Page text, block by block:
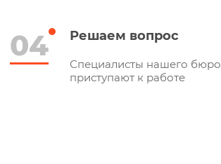
04 Решаем вопрос
Специалисты нашего бюро
приступают к работе